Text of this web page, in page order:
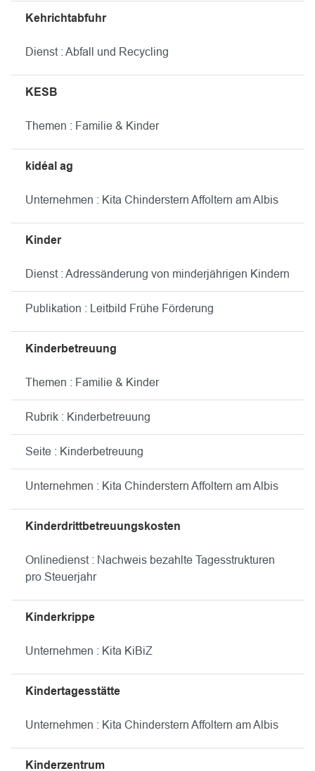
Kehrichtabfuhr
Dienst : Abfall und Recycling
KESB
Themen : Familie & Kinder
kidéal ag
Unternehmen : Kita Chinderstern Affoltern am Albis
Kinder
Dienst : Adressänderung von minderjährigen Kindern
Publikation : Leitbild Frühe Förderung
Kinderbetreuung
Themen : Familie & Kinder
Rubrik : Kinderbetreuung
Seite : Kinderbetreuung
Unternehmen : Kita Chinderstern Affoltern am Albis
Kinderdrittbetreuungskosten
Onlinedienst : Nachweis bezahlte Tagesstrukturen
pro Steuerjahr
Kinderkrippe
Unternehmen : Kita KiBiZ
Kindertagesstätte
Unternehmen : Kita Chinderstern Affoltern am Albis
Kinderzentrum